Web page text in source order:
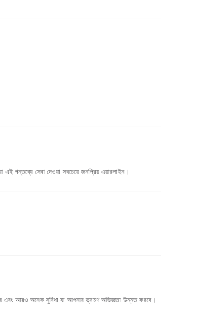
এই গন্তব্যে সেবা দেওয়া সবচেয়ে জনপ্রিয় এয়ারলাইন।
এবং আরও অনেক সুবিধা যা আপনার ভ্রমণ অভিজ্ঞতা উন্নত করবে।